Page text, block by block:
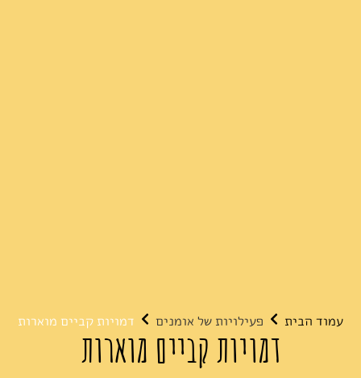
עמוד הבית פעילויות של אומנים דמויות קביים מוארות
דמויות קביים מוארות